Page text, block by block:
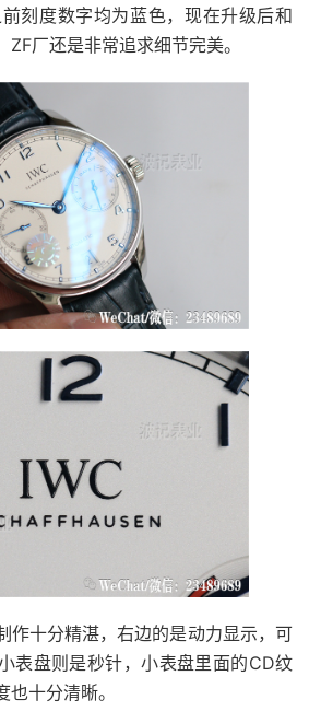
刻度数字均为蓝色，现在升级后和
厂还是非常追求细节完美。
作十分精湛，右边的是动力显示，可
表盘则是秒针，小表盘里面的CD纹
十分清晰。